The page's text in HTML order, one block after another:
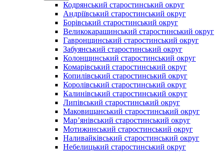
Кодрянський старостинський округ
Андріївський старостинський округ
Борівський старостинський округ
Великокарашинський старостинський округ
Гавронщинський старостинський округ
Забуянський старостинський округ
Колонщинський старостинський округ
Комарівський старостинський округ
Копилівський старостинський округ
Королівський старостинський округ
Калинівський старостинський округ
Липівський старостинський округ
Маковищанський старостинський округ
Мар’янівський старостинський округ
Мотижинський старостинський округ
Наливайківський старостинський округ
Небелицький старостинський округ